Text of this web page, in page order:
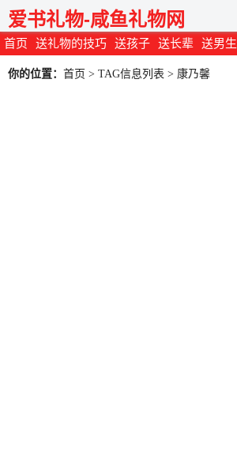
首页 送礼物的技巧 送孩子 送长辈 送男生
爱书礼物-咸鱼礼物网
你的位置： 首页 > TAG信息列表 > 康乃馨